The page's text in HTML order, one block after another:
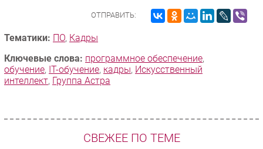
ОТПРАВИТЬ:
Тематики: ПО, Кадры
Ключевые слова: программное обеспечение,
обучение, IT-обучение, кадры, Искусственный
интеллект, Группа Астра
СВЕЖЕЕ ПО ТЕМЕ